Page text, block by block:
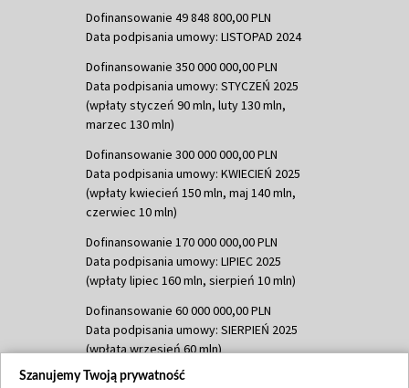
Dofinansowanie 49 848 800,00 PLN
Data podpisania umowy: LISTOPAD 2024
Dofinansowanie 350 000 000,00 PLN
Data podpisania umowy: STYCZEŃ 2025
(wpłaty styczeń 90 mln, luty 130 mln,
marzec 130 mln)
Dofinansowanie 300 000 000,00 PLN
Data podpisania umowy: KWIECIEŃ 2025
(wpłaty kwiecień 150 mln, maj 140 mln,
czerwiec 10 mln)
Dofinansowanie 170 000 000,00 PLN
Data podpisania umowy: LIPIEC 2025
(wpłaty lipiec 160 mln, sierpień 10 mln)
Dofinansowanie 60 000 000,00 PLN
Data podpisania umowy: SIERPIEŃ 2025
(wpłata wrzesień 60 mln)
Dofinansowanie 635 783 051,21 PLN
Szanujemy Twoją prywatność